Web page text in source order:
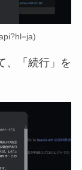
、「続行」を